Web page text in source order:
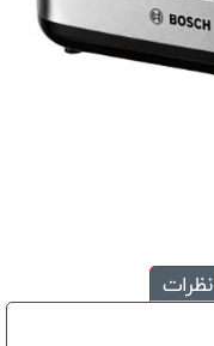
نظرات